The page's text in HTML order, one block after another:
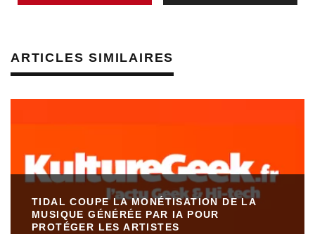
ARTICLES SIMILAIRES
TIDAL COUPE LA MONÉTISATION DE LA
MUSIQUE GÉNÉRÉE PAR IA POUR
PROTÉGER LES ARTISTES